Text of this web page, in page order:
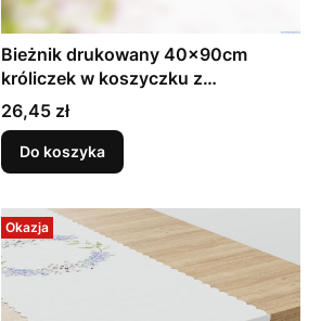
Bieżnik drukowany 40x90cm
króliczek w koszyczku z
Cena
26,45 zł
Do koszyka
Okazja